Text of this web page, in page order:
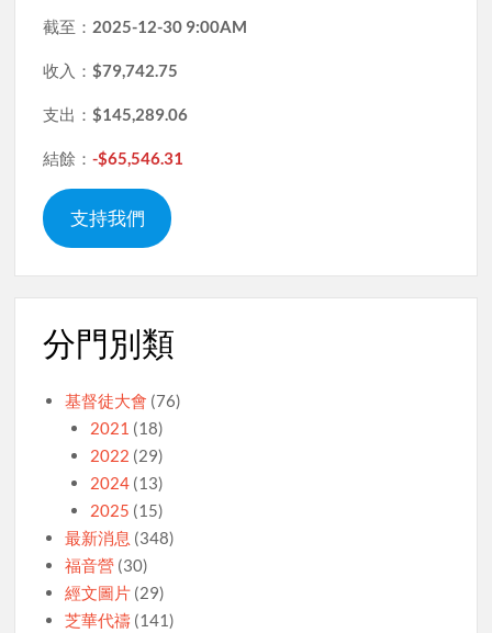
截至： 2025-12-30 9:00AM
收入：$79,742.75
支出：$145,289.06
結餘：-$65,546.31
支持我們
分門別類
基督徒大會 (76)
2021 (18)
2022 (29)
2024(13)
2025 (15)
最新消息 (348)
福音營 (30)
經文圖片 (29)
芝華代禱 (141)